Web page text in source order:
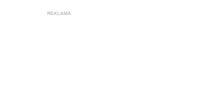
REKLAMA